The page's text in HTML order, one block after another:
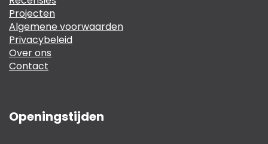
Projecten
Algemene voorwaarden
Privacybeleid
Over ons
Contact
Openingstijden